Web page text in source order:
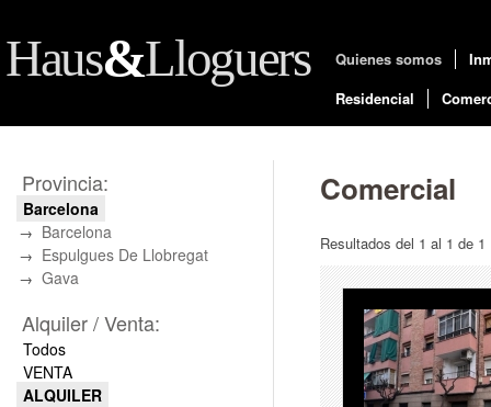
Haus&Lloguers Quienes somos
Residencial
Provincia:
Barcelona
Barcelona
Espulgues De Llobregat
Gava
Alquiler / Venta:
Todos
VENTA
ALQUILER
Comercial
Resultados del 1 al 1 de 1